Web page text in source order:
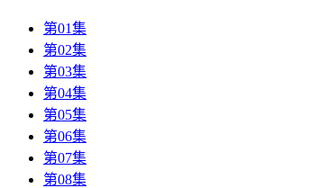
第01集
第02集
第03集
第04集
第05集
第06集
第07集
第08集